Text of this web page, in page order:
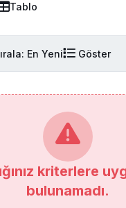
Tablo
En Yeni Göster
kriterlere
bulunamadı.